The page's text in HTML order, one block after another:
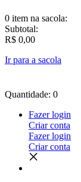
0 item na sacola:
Subtotal:
R$ 0,00
Ir para a sacola
Quantidade: 0
Fazer login
Criar conta
Fazer login
Criar conta